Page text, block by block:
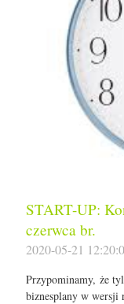
START-UP:
czerwca br.
2020-05-21
Przypominamy, że
biznesplany w wersji